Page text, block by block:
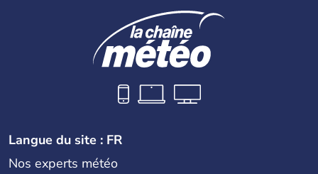
Langue du site : FR
Nos experts météo